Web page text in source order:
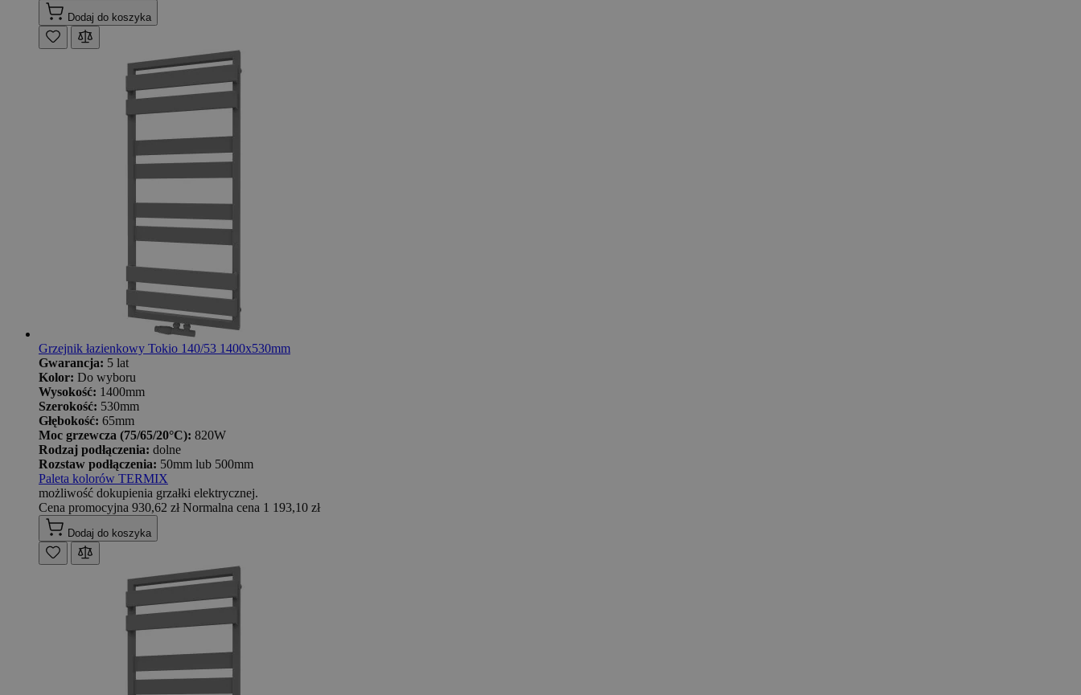
Dodaj do koszyka
Grzejnik łazienkowy Tokio 140/53 1400x530mm
Gwarancja: 5 lat
Kolor: Do wyboru
Wysokość: 1400mm
Szerokość: 530mm
Głębokość: 65mm
Moc grzewcza (75/65/20°C): 820W
Rodzaj podłączenia: dolne
Rozstaw podłączenia: 50mm lub 500mm
Paleta kolorów TERMIX
możliwość dokupienia grzałki elektrycznej.
Cena promocyjna 930,62 zł Normalna cena 1 193,10 zł
Dodaj do koszyka